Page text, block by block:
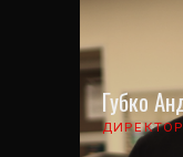
Губко
ДИРЕКТОР